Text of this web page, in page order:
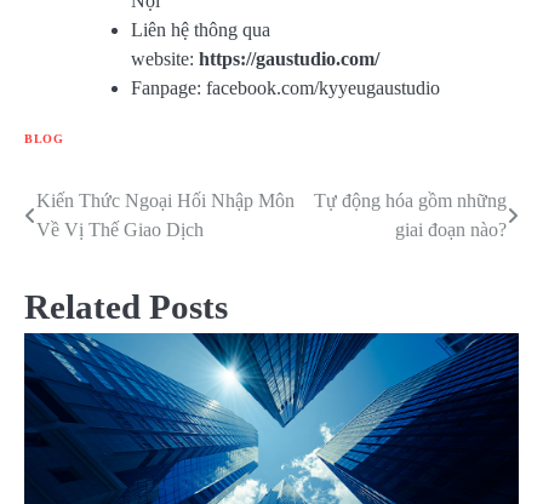
Liên hệ thông qua
website: https://gaustudio.com/
Fanpage: facebook.com/kyyeugaustudio
BLOG
Điều
hướng
bài
viết
Kiến Thức Ngoại Hối Nhập Môn
Về Vị Thế Giao Dịch
Tự động hóa gồm những
giai đoạn nào?
Related Posts